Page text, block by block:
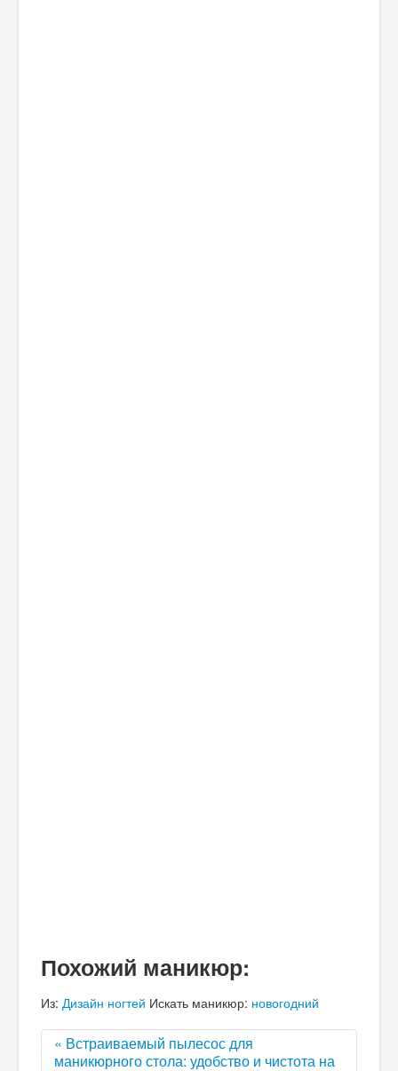
Похожий маникюр:
Из: Дизайн ногтей Искать маникюр: новогодний
« Встраиваемый пылесос для
маникюрного стола: удобство и чистота на